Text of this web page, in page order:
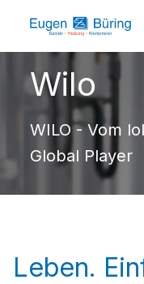
Wilo
WILO - Vom
Global Player
Leben.